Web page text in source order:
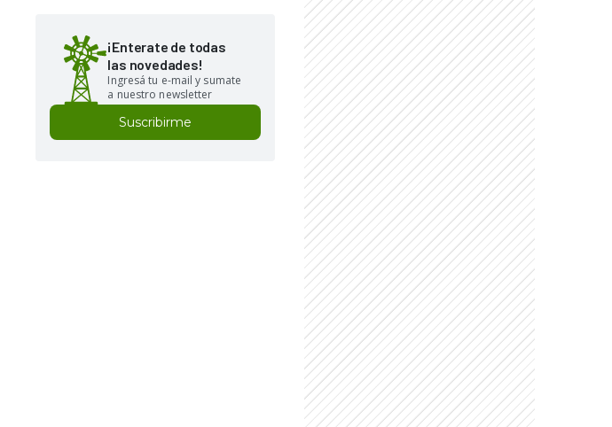
¡Enterate de todas
las novedades!
Ingresá tu e-mail y sumate
a nuestro newsletter
Suscribirme